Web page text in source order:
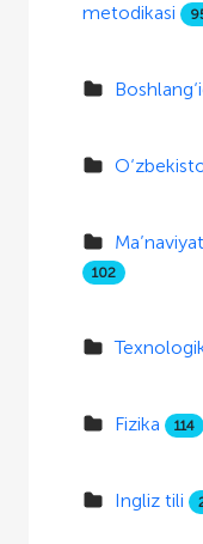
metodikasi
102
Fizika 114
Ingliz tili